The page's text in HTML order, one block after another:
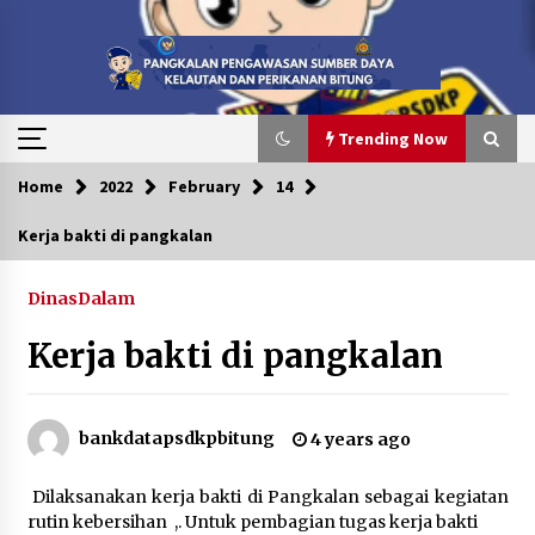
Trending Now
Trending Now
PENYERAHAN BERKAS PERKARA MV. SILVER
2 months ago
Pelantikan dan Pengambilan Sumpah Pegawai
Negeri Sipil (PNS) serta Pengangkatan Pertama
Home 2022 February 14
Kerja bakti di pangkalan
DinasDalam
Kerja bakti di pangkalan
bankdatapsdkpbitung 4 years ago
Dilaksanakan kerja bakti di Pangkalan sebagai kegiatan
rutin kebersihan ,. Untuk pembagian tugas kerja bakti